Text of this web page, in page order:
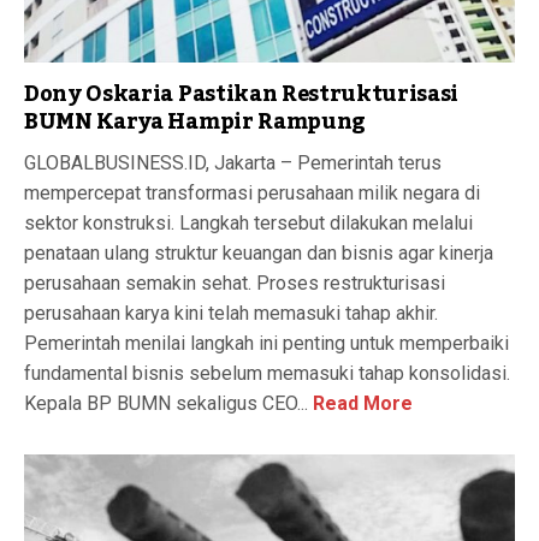
Dony Oskaria Pastikan Restrukturisasi
BUMN Karya Hampir Rampung
GLOBALBUSINESS.ID, Jakarta – Pemerintah terus
mempercepat transformasi perusahaan milik negara di
sektor konstruksi. Langkah tersebut dilakukan melalui
penataan ulang struktur keuangan dan bisnis agar kinerja
perusahaan semakin sehat. Proses restrukturisasi
perusahaan karya kini telah memasuki tahap akhir.
Pemerintah menilai langkah ini penting untuk memperbaiki
fundamental bisnis sebelum memasuki tahap konsolidasi.
Kepala BP BUMN sekaligus CEO... Read More